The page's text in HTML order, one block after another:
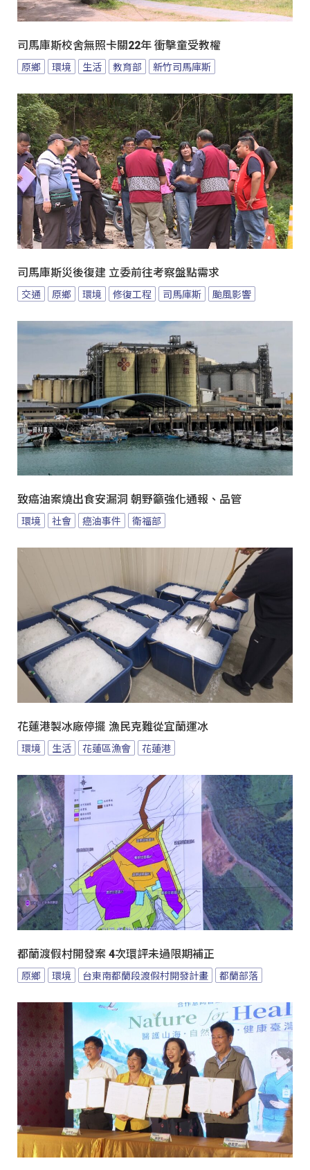
司馬庫斯校舍無照卡關22年 衝擊童受教權
原鄉 環境 生活 教育部 新竹司馬庫斯
司馬庫斯災後復建 立委前往考察盤點需求
交通 原鄉 環境 修復工程 司馬庫斯 颱風影響
致癌油案燒出食安漏洞 朝野籲強化通報、品管
環境 社會 癌油事件 衛福部
花蓮港製冰廠停擺 漁民克難從宜蘭運冰
環境 生活 花蓮區漁會 花蓮港
都蘭渡假村開發案 4次環評未過限期補正
原鄉 環境 台東南都蘭段渡假村開發計畫 都蘭部落